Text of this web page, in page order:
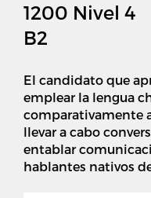
1200 Nivel 4
B2
El candidato que
emplear la lengua
comparativamente
llevar a cabo
entablar
hablantes nativos